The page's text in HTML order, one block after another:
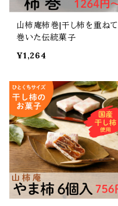
山柿庵柿巻|干し柿を重ねて
巻いた伝統菓子
¥1,264